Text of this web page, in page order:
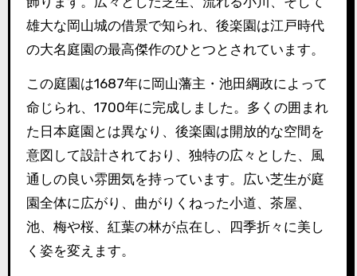
雄大な岡山城の借景で知られ、後楽園は江戸時代
の大名庭園の最高傑作のひとつとされています。
この庭園は1687年に岡山藩主・池田綱政によって
命じられ、1700年に完成しました。多くの囲まれ
た日本庭園とは異なり、後楽園は開放的な空間を
意図して設計されており、独特の広々とした、風
通しの良い雰囲気を持っています。広い芝生が庭
園全体に広がり、曲がりくねった小道、茶屋、
池、梅や桜、紅葉の林が点在し、四季折々に美し
く姿を変えます。